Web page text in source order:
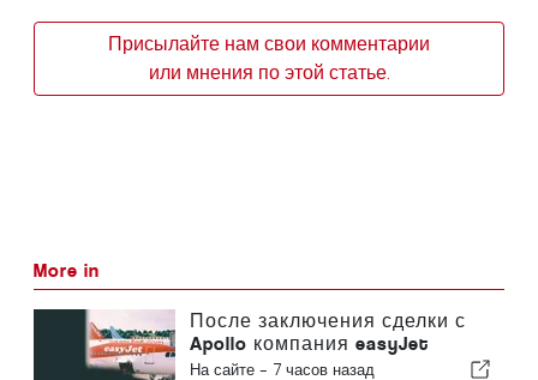
Присылайте нам свои комментарии
или мнения по этой статье.
More in
После заключения сделки с
Apollo компания easyJet
приближается к Sun
На сайте - 7 часов назад